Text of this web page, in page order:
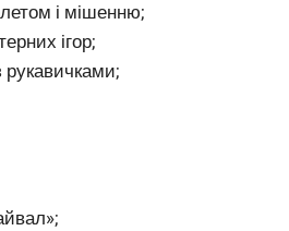
і мішенню;
ігор;
рукавичками;